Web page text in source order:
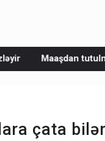
həddi
çata